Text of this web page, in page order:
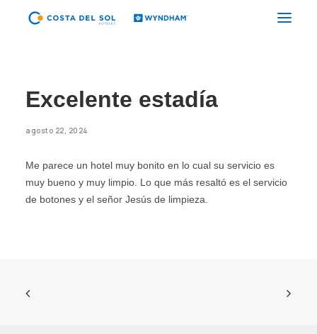
PAQUETES
PROMOCIONES
RESTAURANTES
SPA
Excelente estadía
agosto 22, 2024
Me parece un hotel muy bonito en lo cual su servicio es
muy bueno y muy limpio. Lo que más resaltó es el servicio
de botones y el señor Jesús de limpieza.